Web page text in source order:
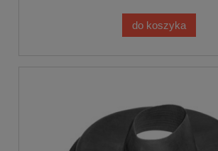
do koszyka